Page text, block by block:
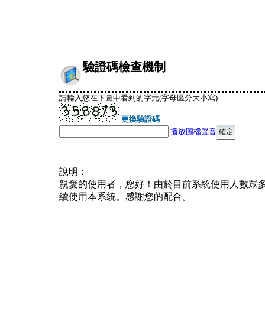
驗證碼檢查機制
請輸入您在下圖中看到的字元(字母區分大小寫)
更換驗證碼
播放圖檔聲音
說明︰
親愛的使用者，您好！由於目前系統使用人數眾
續使用本系統。感謝您的配合。